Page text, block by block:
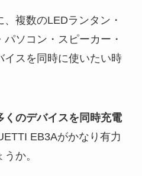
複数のLEDランタン・
ソコン・スピーカー・
イスを同時に使いたい時
くのデバイスを同時充電
EB3Aがかなり有力
か。